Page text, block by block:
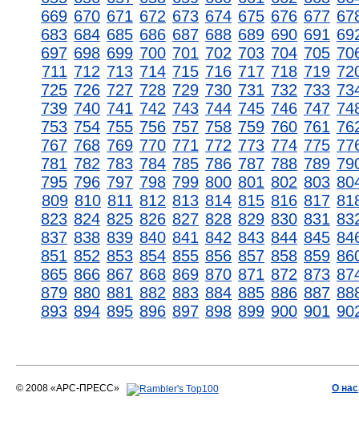
669 670 671 672 673 674 675 676 677
683 684 685 686 687 688 689 690 691
697 698 699 700 701 702 703 704 705
711 712 713 714 715 716 717 718 719
725 726 727 728 729 730 731 732 733
739 740 741 742 743 744 745 746 747
753 754 755 756 757 758 759 760 761
767 768 769 770 771 772 773 774 775
781 782 783 784 785 786 787 788 789
795 796 797 798 799 800 801 802 803
809 810 811 812 813 814 815 816 817
823 824 825 826 827 828 829 830 831
837 838 839 840 841 842 843 844 845
851 852 853 854 855 856 857 858 859
865 866 867 868 869 870 871 872 873
879 880 881 882 883 884 885 886 887
893 894 895 896 897 898 899 900 901
© 2008 «АРС-ПРЕСС» О нас